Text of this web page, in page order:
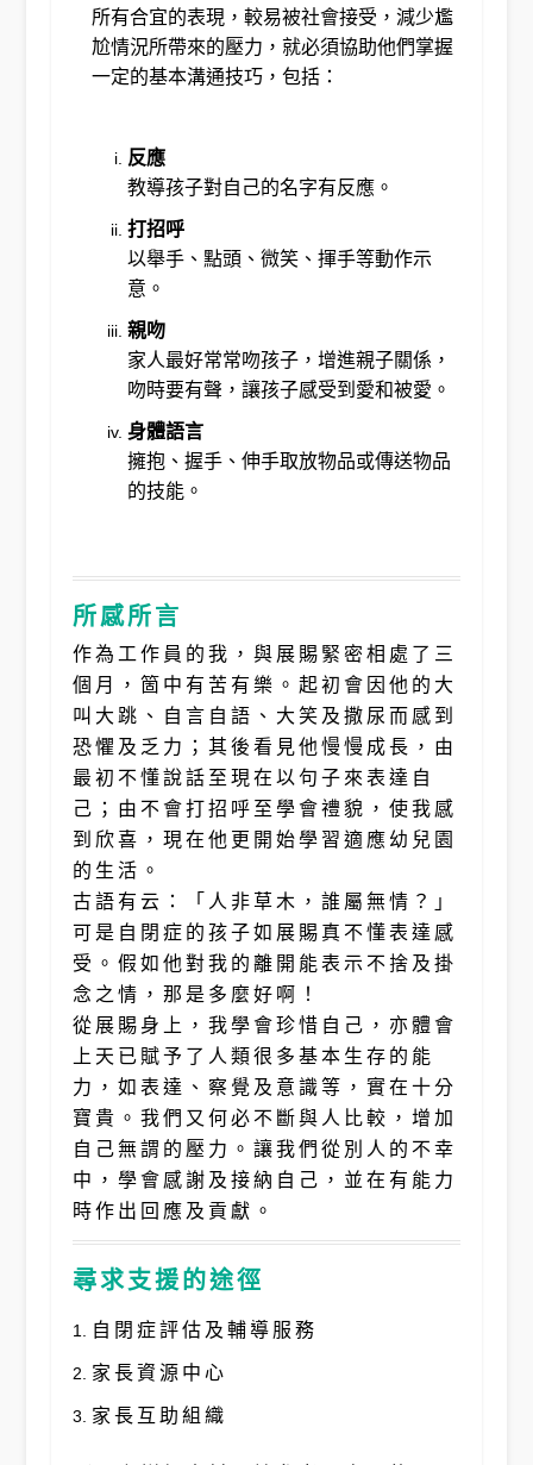
所有合宜的表現，較易被社會接受，減少尷
尬情況所帶來的壓力，就必須協助他們掌握
一定的基本溝通技巧，包括：
反應
教導孩子對自己的名字有反應。
打招呼
以舉手、點頭、微笑、揮手等動作示
意。
親吻
家人最好常常吻孩子，增進親子關係，
吻時要有聲，讓孩子感受到愛和被愛。
身體語言
擁抱、握手、伸手取放物品或傳送物品
的技能。
所感所言
作為工作員的我，與展賜緊密相處了三
個月，箇中有苦有樂。起初會因他的大
叫大跳、自言自語、大笑及撒尿而感到
恐懼及乏力；其後看見他慢慢成長，由
最初不懂說話至現在以句子來表達自
己；由不會打招呼至學會禮貌，使我感
到欣喜，現在他更開始學習適應幼兒園
的生活。
古語有云：「人非草木，誰屬無情？」
可是自閉症的孩子如展賜真不懂表達感
受。假如他對我的離開能表示不捨及掛
念之情，那是多麼好啊！
從展賜身上，我學會珍惜自己，亦體會
上天已賦予了人類很多基本生存的能
力，如表達、察覺及意識等，實在十分
寶貴。我們又何必不斷與人比較，增加
自己無謂的壓力。讓我們從別人的不幸
中，學會感謝及接納自己，並在有能力
時作出回應及貢獻。
尋求支援的途徑
自閉症評估及輔導服務
家長資源中心
家長互助組織